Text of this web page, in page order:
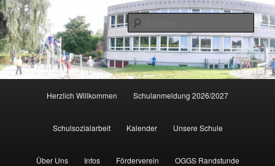
Zum
primären
Inhalt
springen
Herzlich Willkommen Schulanmeldung 2026/2027
Schulsozialarbeit Kalender Unsere Schule
Über Uns Infos Förderverein OGGS Randstunde